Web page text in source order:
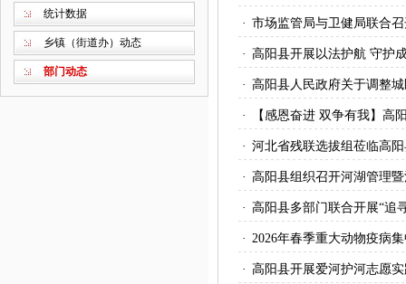
统计数据
乡镇（街道办）动态
部门动态
· 市场监管局与卫健局联合
· 高阳县开展以法护航 守护
· 高阳县人民政府关于调整
· 【感恩奋进 双争有我】高
· 河北省残联选拔组莅临高
· 高阳县组织召开河湖管理
· 高阳县多部门联合开展“追
· 2026年春季重大动物疫病
· 高阳县开展爱河护河志愿